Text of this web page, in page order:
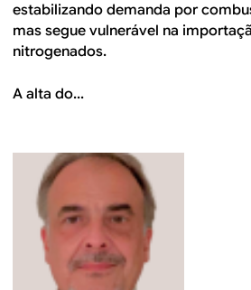
estabilizando demanda por
mas segue vulnerável na
nitrogenados.
A alta do...